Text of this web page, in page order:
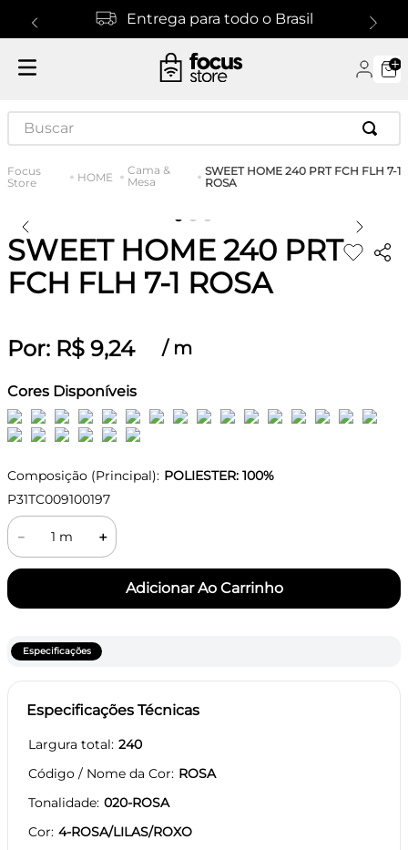
Entrega para todo o Brasil
Buscar
HOME
Cama &
Mesa
SWEET HOME 240 PRT FCH FLH 7-1
ROSA
SWEET HOME 240 PRT
FCH FLH 7-1 ROSA
Por: R$ 9,24 / m
Cores Disponíveis
Composição (Principal): POLIESTER: 100%
P31TC009100197
＋
－
Especificações
Especificações Técnicas
Largura total 240
Código / Nome da Cor ROSA
Tonalidade 020-ROSA
Cor 4-ROSA/LILAS/ROXO